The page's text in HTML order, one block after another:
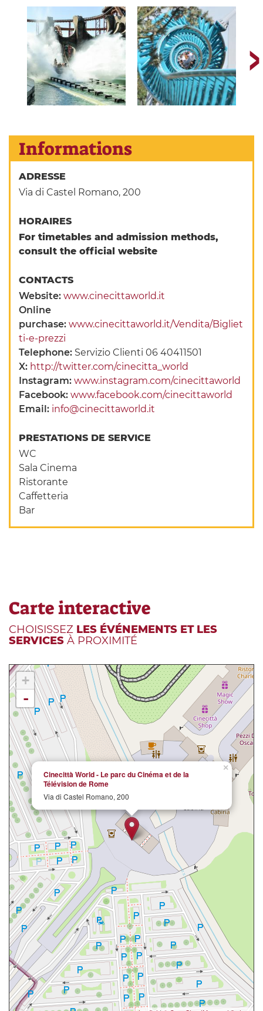
Informations
ADRESSE
Via di Castel Romano, 200
HORAIRES
For timetables and admission methods,
consult the official website
CONTACTS
Website:www.cinecittaworld.it
Online
purchase:www.cinecittaworld.it/Vendita/Bigliet
ti-e-prezzi
Telephone: Servizio Clienti 06 40411501
X: http://twitter.com/cinecitta_world
Instagram:www.instagram.com/cinecittaworld
Facebook:www.facebook.com/cinecittaworld
Email: info@cinecittaworld.it
PRESTATIONS DE SERVICE
WC
Sala Cinema
Ristorante
Caffetteria
Bar
Carte interactive
CHOISISSEZ LES ÉVÉNEMENTS ET LES
SERVICES À PROXIMITÉ
×
Cinecittà World - Le parc du Cinéma et de la
Télévision de Rome
Via di Castel Romano, 200
+
-